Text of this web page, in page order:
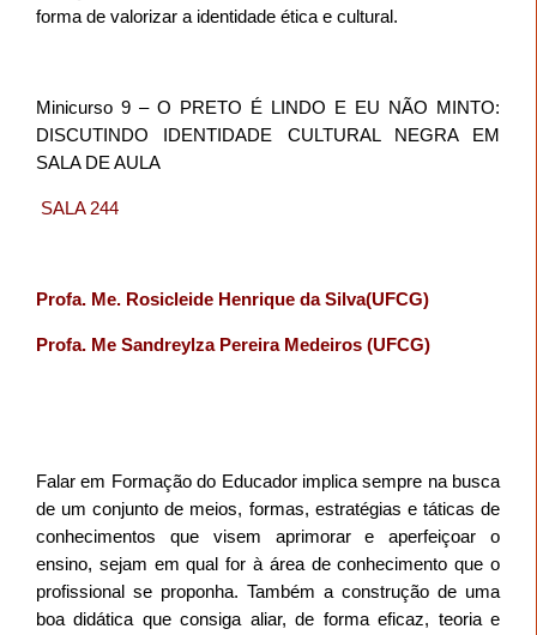
forma de valorizar a identidade ética e cultural.
Minicurso 9 – O PRETO É LINDO E EU NÃO MINTO:
DISCUTINDO IDENTIDADE CULTURAL NEGRA EM
SALA DE AULA
SALA 244
Profa. Me. Rosicleide Henrique da Silva(UFCG)
Profa. Me Sandreylza Pereira Medeiros (UFCG)
Falar em Formação do Educador implica sempre na busca
de um conjunto de meios, formas, estratégias e táticas de
conhecimentos que visem aprimorar e aperfeiçoar o
ensino, sejam em qual for à área de conhecimento que o
profissional se proponha. Também a construção de uma
boa didática que consiga aliar, de forma eficaz, teoria e